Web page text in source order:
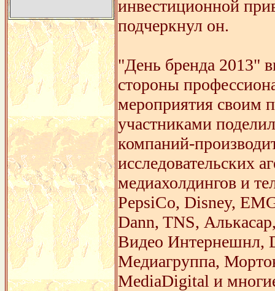
инвестиционной
подчеркнул он.
"День бренда 2013"
стороны
мероприятия своим
участниками
компаний-
исследовательских
медиахолдингов и
PepsiCo, Disney,
Dann, TNS,
Видео Интернешнл,
Медиагруппа,
MediaDigital и